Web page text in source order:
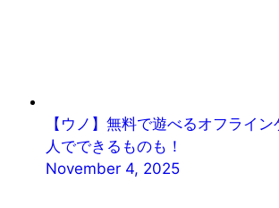
【ウノ】無料で遊べるオフライ
人でできるものも！
November 4, 2025